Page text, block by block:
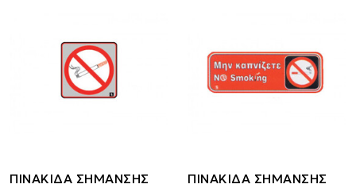
ΠΙΝΑΚΙΔΑ ΣΗΜΑΝΣΗΣ ΠΙΝΑΚΙΔΑ ΣΗΜΑΝΣΗΣ